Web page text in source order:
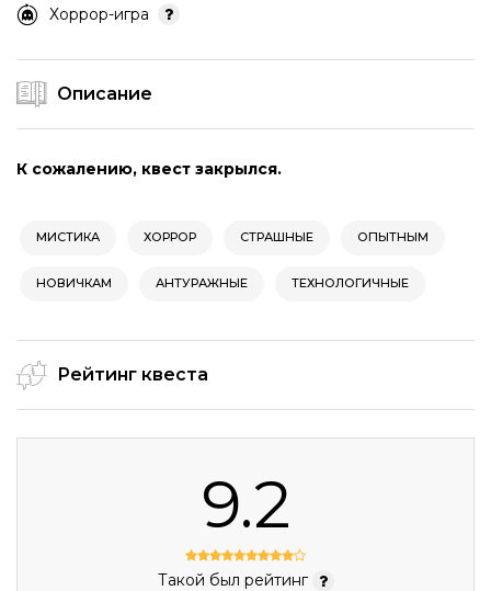
Хоррор-игра
Описание
К сожалению, квест закрылся.
МИСТИКА ХОРРОР СТРАШНЫЕ ОПЫТНЫМ
НОВИЧКАМ АНТУРАЖНЫЕ ТЕХНОЛОГИЧНЫЕ
Рейтинг квеста
9.2
Такой был рейтинг